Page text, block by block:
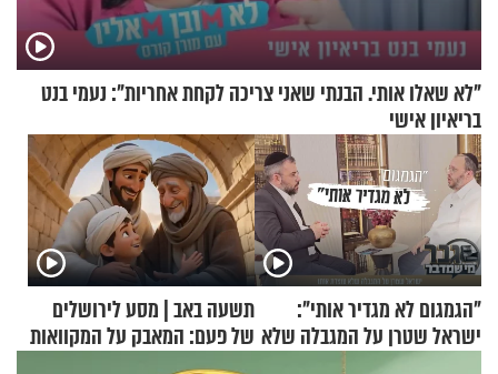
"לא שאלו אותי. הבנתי שאני צריכה לקחת אחריות": נעמי בנט
בריאיון אישי
"הגמגום לא מגדיר אותי":
ישראל שטרן על המגבלה שלא
עוצרת אותו
תשעה באב | מסע לירושלים
של פעם: המאבק על המקוואות